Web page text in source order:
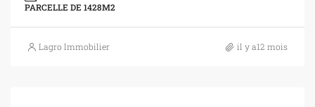
PARCELLE DE 1428M2
Lagro Immobilier il y a12 mois